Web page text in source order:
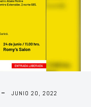
JUNIO 20, 2022